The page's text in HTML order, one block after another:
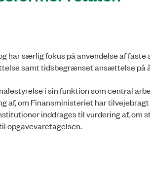
har særlig fokus på anvendelse af
samt tidsbegrænset ansættelse på
i sin funktion som central
af, om Finansministeriet har
inddrages til vurdering af, om
opgavevaretagelsen.